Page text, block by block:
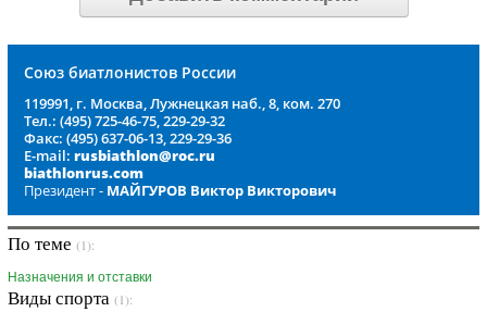
Союз биатлонистов России
119991, г. Москва, Лужнецкая наб., 8, ком. 270
Тел.: (495) 725-46-75, 229-29-32
Факс: (495) 637-06-13, 229-29-36
E-mail: rusbiathlon@roc.ru
biathlonrus.com
Президент - МАЙГУРОВ Виктор Викторович
По теме (1):
Назначения и отставки
Виды спорта (1):